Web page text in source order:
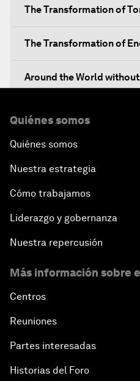
The Transformation of
The Transformation of
Around the World
A New Climate for Doing
The Digital
Issue Briefing: Diversity
Markets
Migration to Europe
The State of Artificial
Making Music across
Quiénes somos
Quiénes somos
Nuestra estrategia
Cómo trabajamos
Liderazgo y gobernanza
Nuestra repercusión
Más información sobre
Centros
Reuniones
Partes interesadas
Historias del Foro